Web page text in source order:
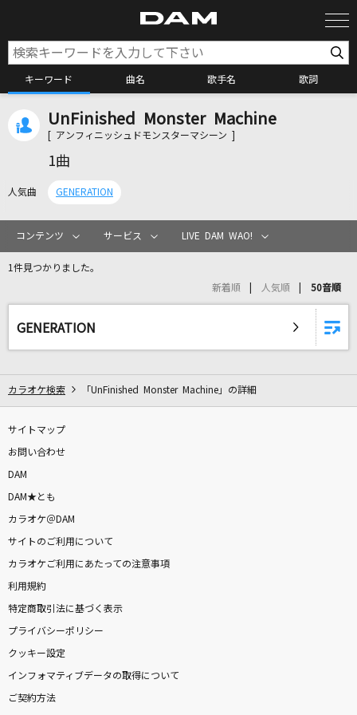
キーワード 曲名 歌手名 歌詞
カラオケ検索
カラオケリクエスト
リアルタイムで歌われている曲の一覧
Mrs. GREEN APPLE
灰色と青(+菅田将暉)
Bombtrack [ボムトラック]
Rage Against The Machine
テレパシー
M!LK
[生音]青と夏
UnFinished Monster Machine
[ アンフィニッシュドモンスターマシーン ]
1曲
人気曲 GENERATION
コンテンツ サービス LIVE DAM WAO!
1件見つかりました。
新着順 人気順 50音順
GENERATION
カラオケ検索 「UnFinished Monster Machine」の詳細
サイトマップ
お問い合わせ
DAM
DAM★とも
カラオケ＠DAM
サイトのご利用について
カラオケご利用にあたっての注意事項
利用規約
特定商取引法に基づく表示
プライバシーポリシー
クッキー設定
インフォマティブデータの取得について
ご契約方法